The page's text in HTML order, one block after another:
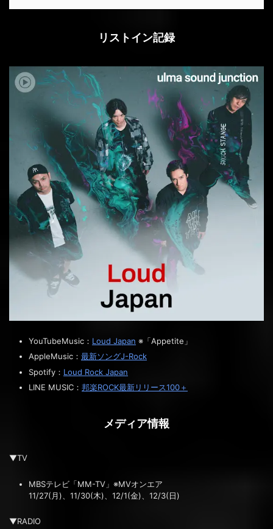
リストイン記録
YouTubeMusic： Loud Japan ※「Appetite」
AppleMusic： 最新ソングJ-Rock
Spotify： Loud Rock Japan
LINE MUSIC： 邦楽ROCK最新リリース100＋
メディア情報
▼TV
MBSテレビ「MM-TV」※MVオンエア
11/27(月)、11/30(木)、12/1(金)、12/3(日)
▼RADIO